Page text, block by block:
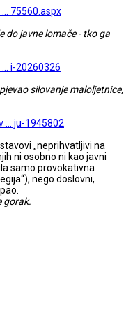
75560.aspx
do javne lomače - tko ga
i-20260326
silovanje maloljetnice,
ju-1945802
„neprihvatljivi na
ni osobno ni kao javni
samo provokativna
nego doslovni,
gorak.